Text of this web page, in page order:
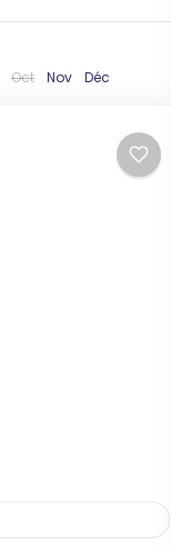
Oct Nov Déc